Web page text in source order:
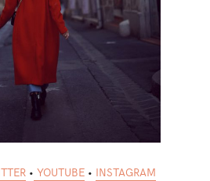
• YOUTUBE • INSTAGRAM